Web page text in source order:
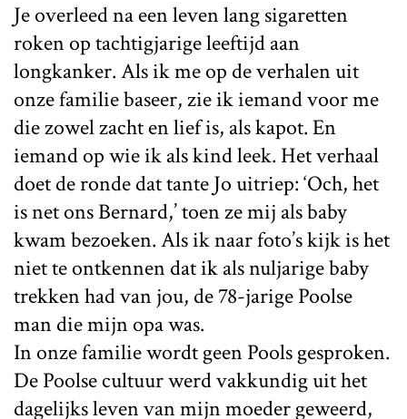
Je overleed na een leven lang sigaretten
roken op tachtigjarige leeftijd aan
longkanker. Als ik me op de verhalen uit
onze familie baseer, zie ik iemand voor me
die zowel zacht en lief is, als kapot. En
iemand op wie ik als kind leek. Het verhaal
doet de ronde dat tante Jo uitriep: ‘Och, het
is net ons Bernard,’ toen ze mij als baby
kwam bezoeken. Als ik naar foto’s kijk is het
niet te ontkennen dat ik als nuljarige baby
trekken had van jou, de 78-jarige Poolse
man die mijn opa was.
In onze familie wordt geen Pools gesproken.
De Poolse cultuur werd vakkundig uit het
dagelijks leven van mijn moeder geweerd,